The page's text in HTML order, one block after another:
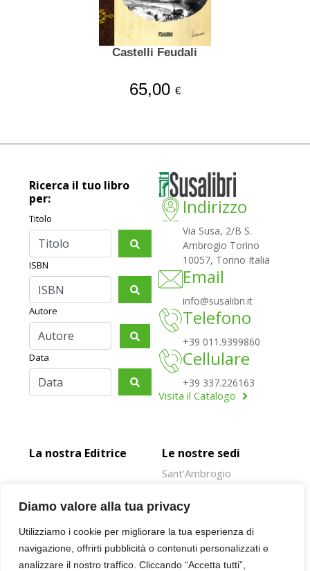
Diamo valore alla tua privacy
Utilizziamo i cookie per migliorare la tua esperienza di
navigazione, offrirti pubblicità o contenuti personalizzati e
analizzare il nostro traffico. Cliccando “Accetta tutti”,
Castelli Feudali
65,00 €
Ricerca il tuo libro
per:
Titolo
ISBN
Autore
Data
Indirizzo
Via Susa, 2/B S.
Ambrogio Torino
10057, Torino Italia
Email
info@susalibri.it
Telefono
+39 011.9399860
Cellulare
+39 337.226163
Visita il Catalogo
La nostra Editrice Le nostre sedi
Sant'Ambrogio
Giaveno